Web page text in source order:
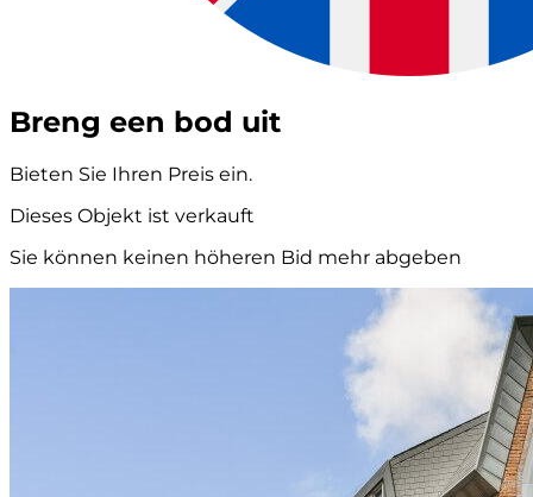
Breng een bod uit
Bieten Sie Ihren Preis ein.
Dieses Objekt ist verkauft
Sie können keinen höheren Bid mehr abgeben